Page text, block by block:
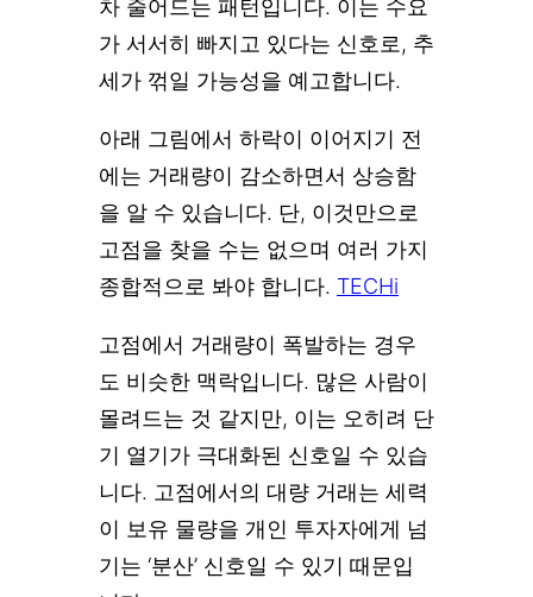
차 줄어드는 패턴입니다. 이는 수요
가 서서히 빠지고 있다는 신호로, 추
세가 꺾일 가능성을 예고합니다.
아래 그림에서 하락이 이어지기 전
에는 거래량이 감소하면서 상승함
을 알 수 있습니다. 단, 이것만으로
고점을 찾을 수는 없으며 여러 가지
종합적으로 봐야 합니다. TECHi
고점에서 거래량이 폭발하는 경우
도 비슷한 맥락입니다. 많은 사람이
몰려드는 것 같지만, 이는 오히려 단
기 열기가 극대화된 신호일 수 있습
니다. 고점에서의 대량 거래는 세력
이 보유 물량을 개인 투자자에게 넘
기는 ‘분산’ 신호일 수 있기 때문입